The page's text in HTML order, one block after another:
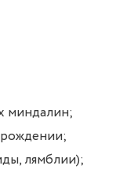
миндалин;
лямблии);